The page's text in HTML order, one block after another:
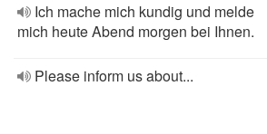
Ich mache mich kundig und melde
mich heute Abend morgen bei Ihnen.
Please inform us about...